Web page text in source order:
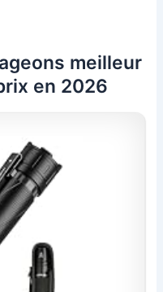
meilleur
en 2026